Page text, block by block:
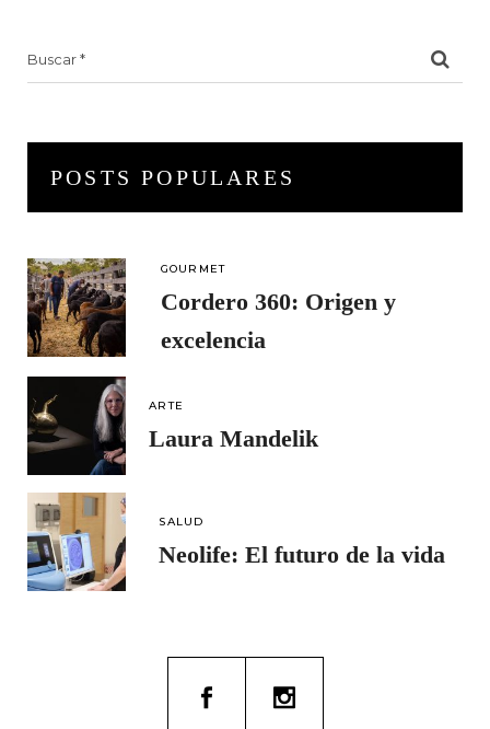
POSTS POPULARES
GOURMET
Cordero 360: Origen y
excelencia
ARTE
Laura Mandelik
SALUD
Neolife: El futuro de la vida